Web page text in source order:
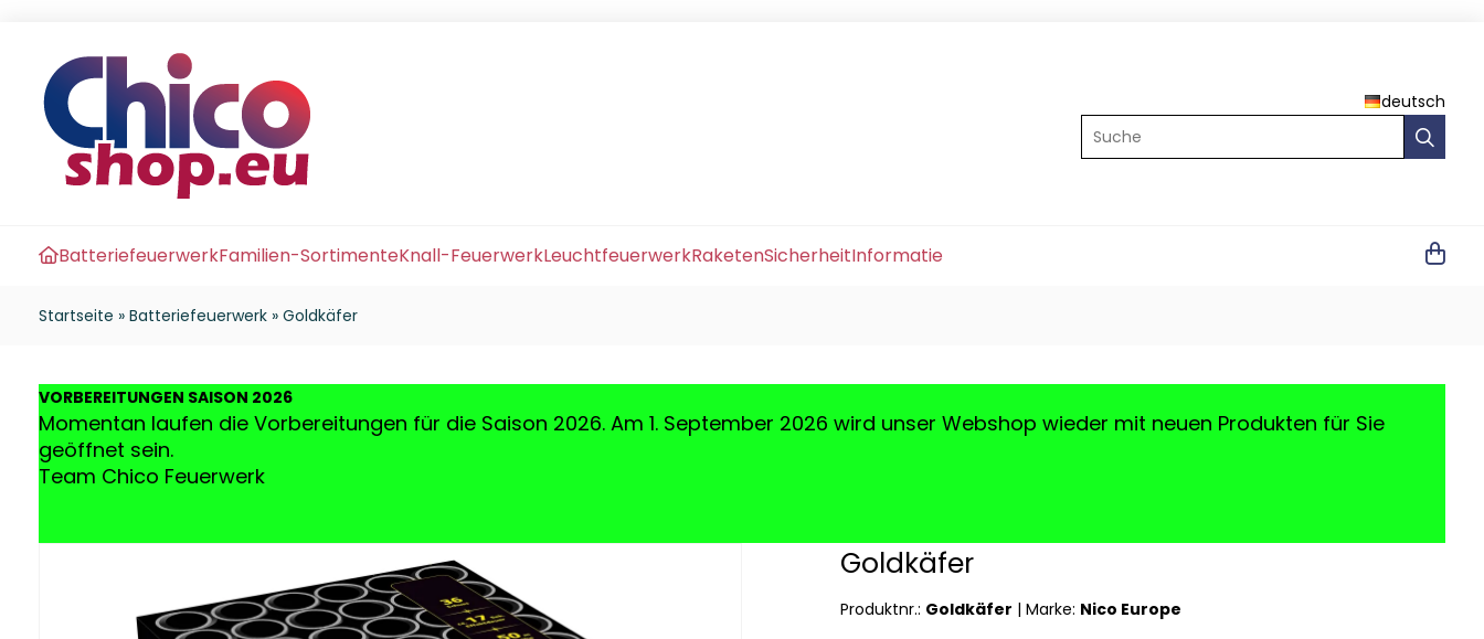
deutsch
Suche
BatteriefeuerwerkFamilien-SortimenteKnall-FeuerwerkLeuchtfeuerwerkRaketenSicherheitInformatie
Startseite » Batteriefeuerwerk » Goldkäfer
VORBEREITUNGEN SAISON 2026
Momentan laufen die Vorbereitungen für die Saison 2026. Am 1. September 2026 wird unser Webshop wieder mit neuen Produkten für Sie
geöffnet sein.
Team Chico Feuerwerk
Goldkäfer
Produktnr.: Goldkäfer |Marke: Nico Europe